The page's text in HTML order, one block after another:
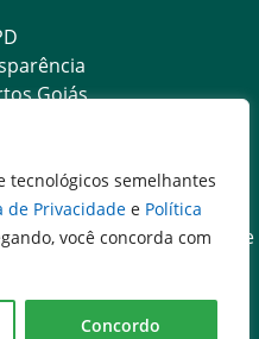
tecnológicos semelhantes
de Privacidade e Política
você concorda com
Concordo
Goiás
Geral
ao Cidadão
Informação ao Cidadão
Sociais de Saúde
(Expresso)
(Presencial)